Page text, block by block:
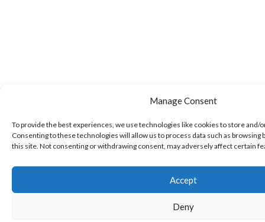
Manage Consent
To provide the best experiences, we use technologies like cookies to store and/
Consenting to these technologies will allow us to process data such as browsing
this site. Not consenting or withdrawing consent, may adversely affect certain
Accept
Deny